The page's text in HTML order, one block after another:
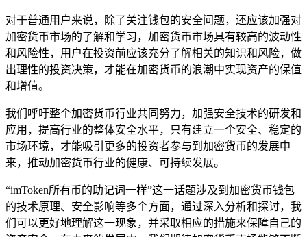
对于普通用户来说，除了关注钱包的安全问题，还应该加强对
加密货币市场的了解和学习，加密货币市场具有较高的波动性
和风险性，用户在投资前应该充分了解相关的知识和风险，做
出理性的投资决策，才能在加密货币的浪潮中实现资产的保值
和增值。
我们呼吁整个加密货币行业共同努力，加强安全技术的研发和
应用，提高行业的整体安全水平，只有建立一个安全、稳定的
市场环境，才能吸引更多的投资者参与到加密货币的发展中
来，推动加密货币行业的健康、可持续发展。
“imToken所有币的助记词一样”这一话题涉及到加密货币钱包
的技术原理、安全影响等多个方面，通过深入分析和探讨，我
们可以更好地理解这一现象，并采取相应的措施来保障自己的